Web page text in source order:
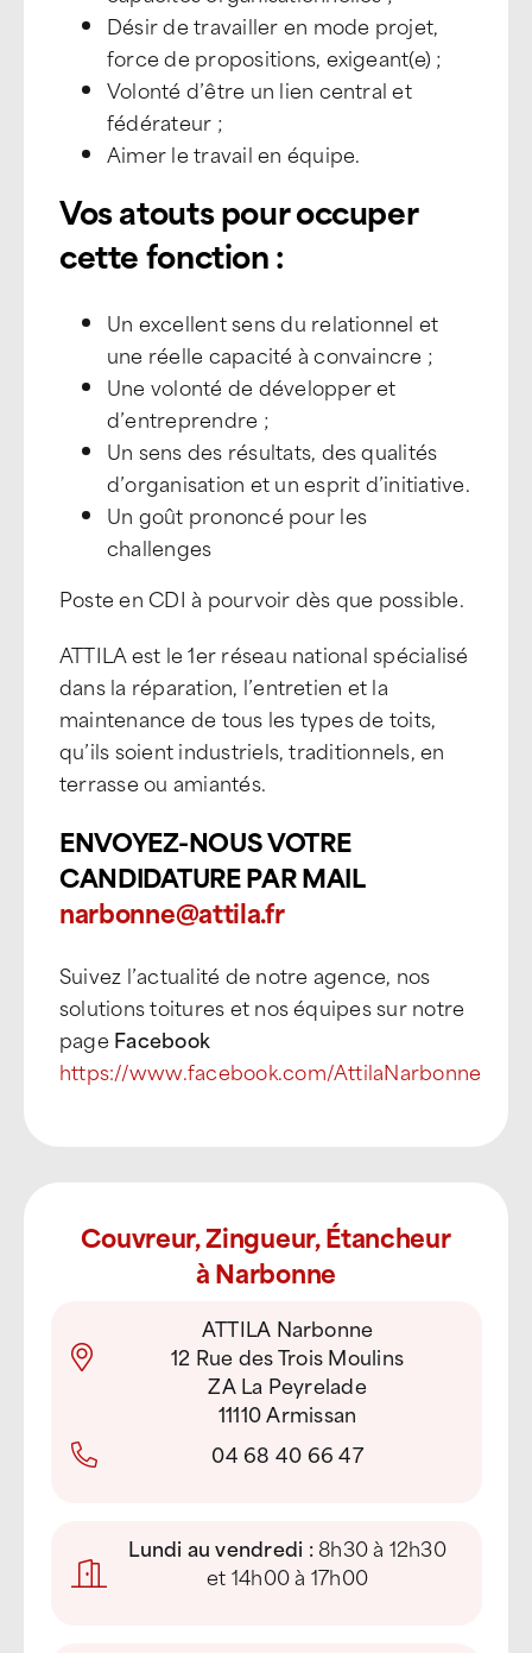
Désir de travailler en mode projet,
force de propositions, exigeant(e) ;
Volonté d’être un lien central et
fédérateur ;
Aimer le travail en équipe.
Vos atouts pour occuper
cette fonction :
Un excellent sens du relationnel et
une réelle capacité à convaincre ;
Une volonté de développer et
d’entreprendre ;
Un sens des résultats, des qualités
d’organisation et un esprit d’initiative.
Un goût prononcé pour les
challenges
Poste en CDI à pourvoir dès que possible.
ATTILA est le 1er réseau national spécialisé
dans la réparation, l’entretien et la
maintenance de tous les types de toits,
qu’ils soient industriels, traditionnels, en
terrasse ou amiantés.
ENVOYEZ-NOUS VOTRE
CANDIDATURE PAR MAIL
narbonne@attila.fr
Suivez l’actualité de notre agence, nos
solutions toitures et nos équipes sur notre
page Facebook
https://www.facebook.com/AttilaNarbonne
Couvreur, Zingueur, Étancheur
à Narbonne
ATTILA Narbonne
12 Rue des Trois Moulins
ZA La Peyrelade
11110 Armissan
04 68 40 66 47
Lundi au vendredi :8h30 à 12h30
et 14h00 à 17h00